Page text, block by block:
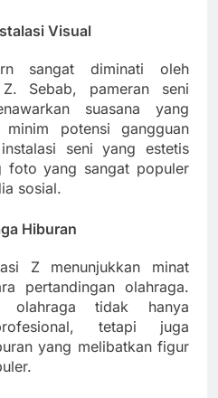
Visual
sangat diminati oleh
Z. Sebab, pameran seni
suasana yang
potensi gangguan
seni yang estetis
foto yang sangat populer
sosial.
Hiburan
Z menunjukkan minat
pertandingan olahraga.
tidak hanya
tetapi juga
yang melibatkan figur